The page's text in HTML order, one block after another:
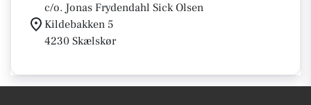
c/o. Jonas Frydendahl Sick Olsen
Kildebakken 5
4230 Skælskør